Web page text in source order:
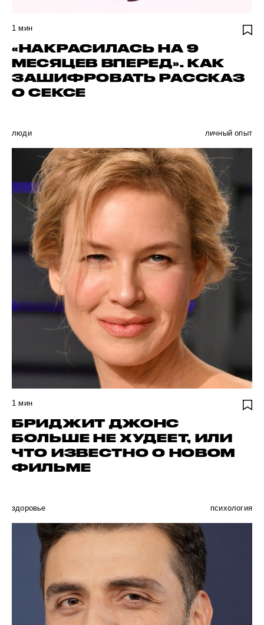
1 мин
«НАКРАСИЛАСЬ НА 9
МЕСЯЦЕВ ВПЕРЕД». КАК
ЗАШИФРОВАТЬ РАССКАЗ
О СЕКСЕ
люди личный опыт
1 мин
БРИДЖИТ ДЖОНС
БОЛЬШЕ НЕ ХУДЕЕТ, ИЛИ
ЧТО ИЗВЕСТНО О НОВОМ
ФИЛЬМЕ
здоровье психология